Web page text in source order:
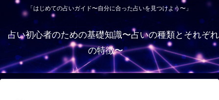
「はじめての占いガイド〜自分に合った占いを見つけよう〜」
占い初心者のための基礎知識〜占いの種類とそれぞれ
の特徴〜